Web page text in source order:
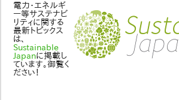
電力・エネルギ
ー等サステナビ
リティに関する
最新トピックス
は、
Sustainable
Japanに掲載し
ています。御覧く
ださい！